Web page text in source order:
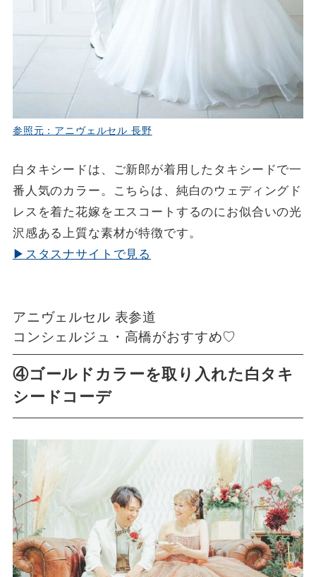
参照元：アニヴェルセル 長野
白タキシードは、ご新郎が着用したタキシードで一
番人気のカラー。こちらは、純白のウェディングド
レスを着た花嫁をエスコートするのにお似合いの光
沢感ある上質な素材が特徴です。
▶スタスナサイトで見る
アニヴェルセル 表参道
コンシェルジュ・高橋がおすすめ♡
④ゴールドカラーを取り入れた白タキ
シードコーデ